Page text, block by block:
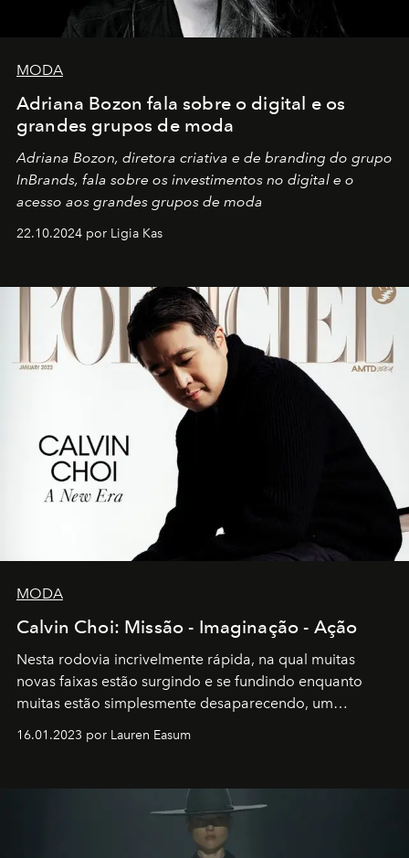
MODA
Adriana Bozon fala sobre o digital e os
grandes grupos de moda
Adriana Bozon, diretora criativa e de branding do grupo
InBrands, fala sobre os investimentos no digital e o
acesso aos grandes grupos de moda
22.10.2024 por Ligia Kas
MODA
Calvin Choi: Missão - Imaginação - Ação
Nesta rodovia incrivelmente rápida, na qual muitas
novas faixas estão surgindo e se fundindo enquanto
muitas estão simplesmente desaparecendo, um
transportador AMTD abrindo caminho para muitos
por propósitos, com um claro senso de missão na vida e
16.01.2023 por Lauren Easum